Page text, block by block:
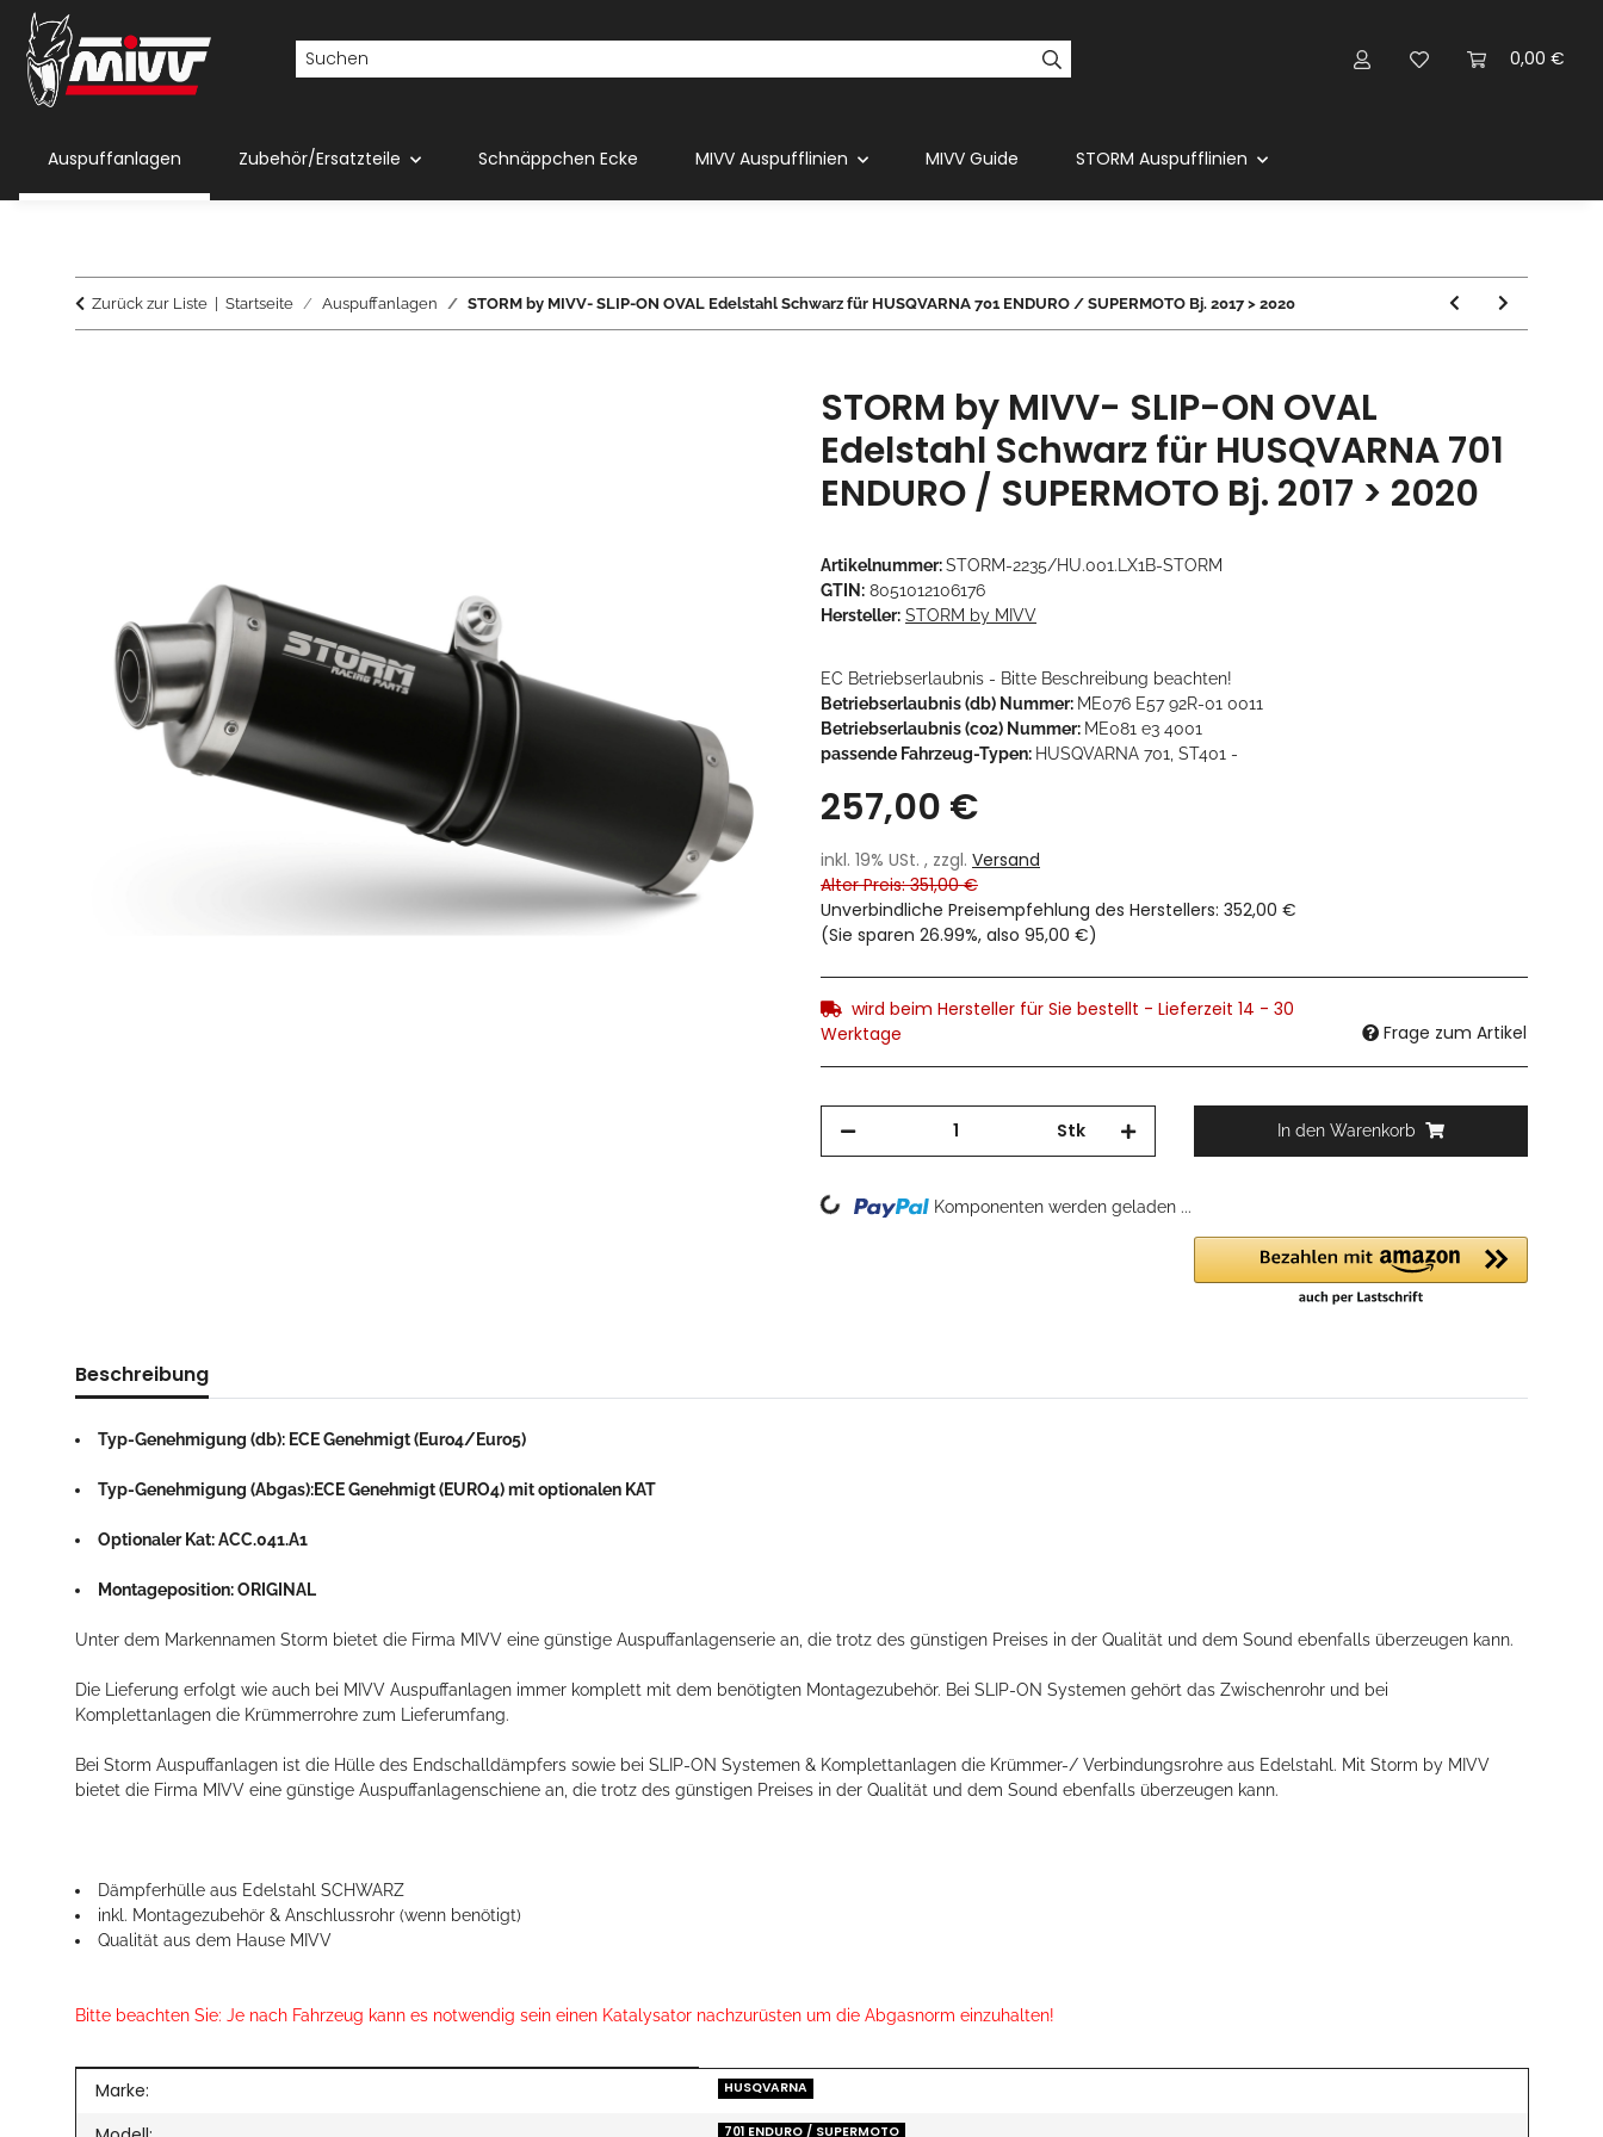
0,00 €
Auspuffanlagen Zubehör/Ersatzteile Schnäppchen Ecke MIVV Auspufflinien MIVV Guide STORM Auspufflinien
Zurück zur Liste Startseite Auspuffanlagen STORM by MIVV- SLIP-ON OVAL Edelstahl Schwarz für HUSQVARNA 701 ENDURO / SUPERMOTO Bj. 2017 > 2020
STORM by MIVV- SLIP-ON OVAL
Edelstahl Schwarz für HUSQVARNA 701
ENDURO / SUPERMOTO Bj. 2017 > 2020
Artikelnummer:STORM-2235/HU.001.LX1B-STORM
GTIN: 8051012106176
Hersteller: STORM by MIVV
EC Betriebserlaubnis - Bitte Beschreibung beachten!
Betriebserlaubnis (db) Nummer: ME076 E57 92R-01 0011
Betriebserlaubnis (co2) Nummer: ME081 e3 4001
passende Fahrzeug-Typen: HUSQVARNA 701, ST401 -
257,00 €
inkl. 19% USt. , zzgl. Versand
Alter Preis: 351,00 €
Unverbindliche Preisempfehlung des Herstellers: 352,00 €
(Sie sparen 26.99%, also 95,00 €)
wird beim Hersteller für Sie bestellt - Lieferzeit 14 - 30
Werktage
Frage zum Artikel
Stk In den Warenkorb
Loading... Komponenten werden geladen ...
Beschreibung
Typ-Genehmigung (db): ECE Genehmigt (Euro4/Euro5)
Typ-Genehmigung (Abgas):ECE Genehmigt (EURO4) mit optionalen KAT
Optionaler Kat: ACC.041.A1
Montageposition: ORIGINAL
Unter dem Markennamen Storm bietet die Firma MIVV eine günstige Auspuffanlagenserie an, die trotz des günstigen Preises in der Qualität und dem Sound ebenfalls überzeugen kann.
Die Lieferung erfolgt wie auch bei MIVV Auspuffanlagen immer komplett mit dem benötigten Montagezubehör. Bei SLIP-ON Systemen gehört das Zwischenrohr und bei
Komplettanlagen die Krümmerrohre zum Lieferumfang.
Bei Storm Auspuffanlagen ist die Hülle des Endschalldämpfers sowie bei SLIP-ON Systemen & Komplettanlagen die Krümmer-/ Verbindungsrohre aus Edelstahl. Mit Storm by MIVV
bietet die Firma MIVV eine günstige Auspuffanlagenschiene an, die trotz des günstigen Preises in der Qualität und dem Sound ebenfalls überzeugen kann.
Dämpferhülle aus Edelstahl SCHWARZ
inkl. Montagezubehör & Anschlussrohr (wenn benötigt)
Qualität aus dem Hause MIVV
Bitte beachten Sie: Je nach Fahrzeug kann es notwendig sein einen Katalysator nachzurüsten um die Abgasnorm einzuhalten!
Produkteigenschaft
Wert
Marke: HUSQVARNA
701 ENDURO / SUPERMOTO